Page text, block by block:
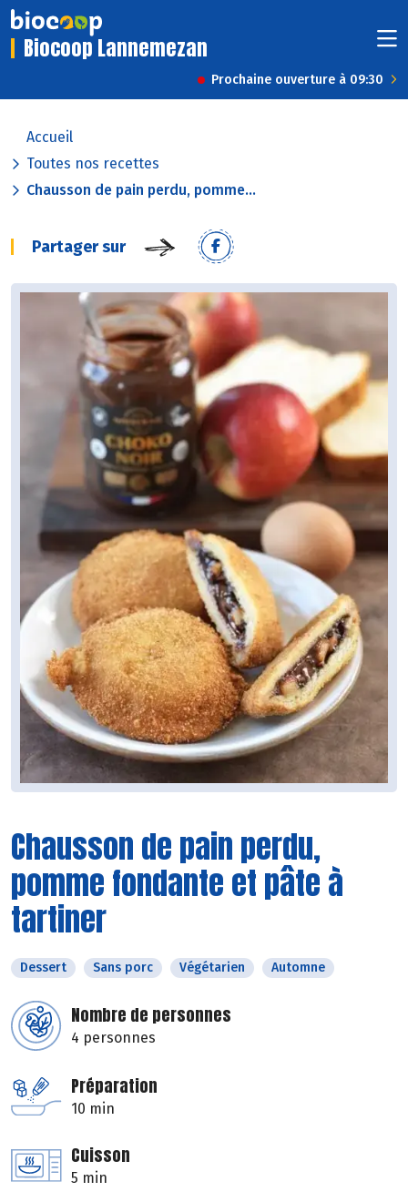
Biocoop Lannemezan
Prochaine ouverture à 09:30
Accueil
Toutes nos recettes
Chausson de pain perdu, pomme...
Partager sur
Chausson de pain perdu,
pomme fondante et pâte à
tartiner
Dessert Sans porc Végétarien Automne
Nombre de personnes
4 personnes
Préparation
10 min
Cuisson
5 min